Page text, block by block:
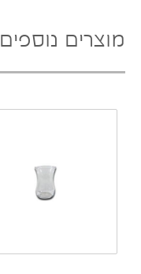
מוצרים נוספים